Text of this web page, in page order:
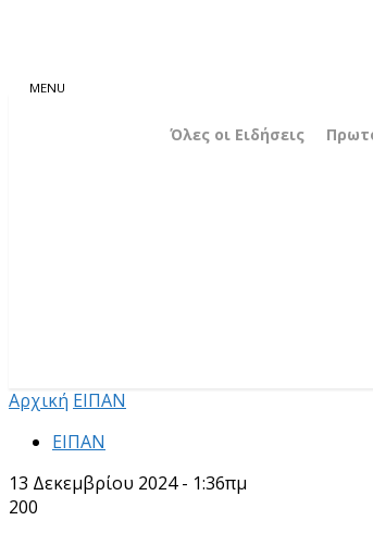
Όλες οι Ειδήσεις
Αρχική ΕΙΠΑΝ
ΕΙΠΑΝ
13 Δεκεμβρίου 2024 - 1:36πμ
200